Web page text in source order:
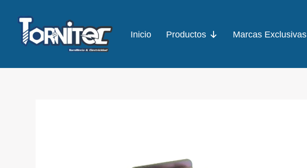
contenido
Inicio Productos Marcas Exclusivas